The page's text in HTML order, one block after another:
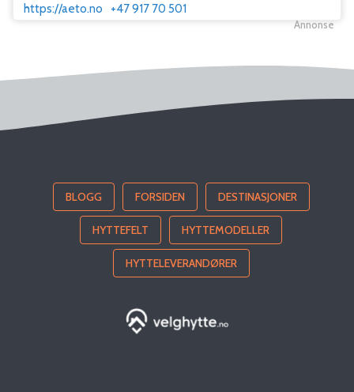
https://aeto.no +47 917 70 501
Annonse
BLOGG FORSIDEN DESTINASJONER
HYTTEFELT HYTTEMODELLER
HYTTELEVERANDØRER